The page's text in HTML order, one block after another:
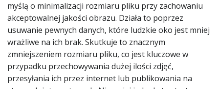
myślą o minimalizacji rozmiaru pliku przy zachowaniu
akceptowalnej jakości obrazu. Działa to poprzez
usuwanie pewnych danych, które ludzkie oko jest mniej
wrażliwe na ich brak. Skutkuje to znacznym
zmniejszeniem rozmiaru pliku, co jest kluczowe w
przypadku przechowywania dużej ilości zdjęć,
przesyłania ich przez internet lub publikowania na